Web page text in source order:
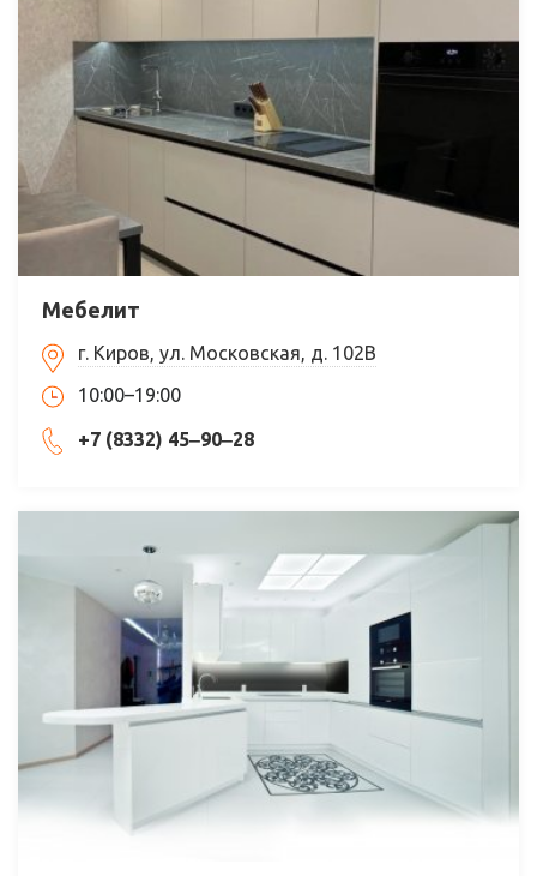
Мебелит
г. Киров, ул. Московская, д. 102В
10:00–19:00
+7 (8332) 45‒90‒28